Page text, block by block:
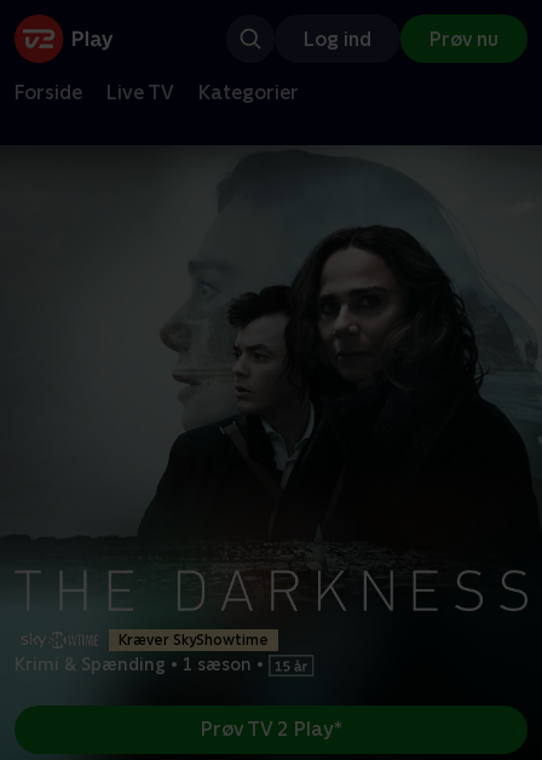
Log ind Prøv nu
Forside Live TV Kategorier
Kræver SkyShowtime
Krimi & Spænding • 1 sæson •
Prøv TV 2 Play*